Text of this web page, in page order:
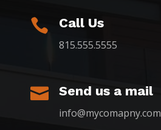
 Call Us
815.555.5555
 Send us a mail
info@mycomapny.com